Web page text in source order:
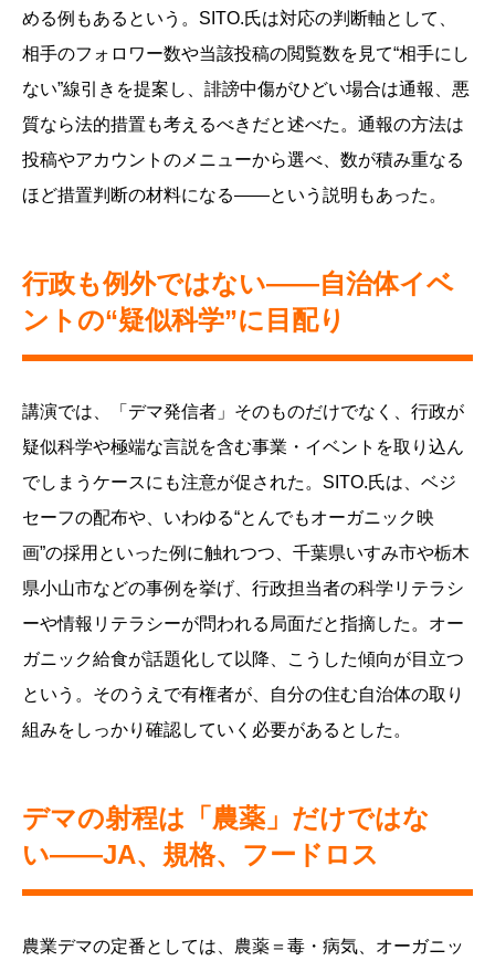
める例もあるという。SITO.氏は対応の判断軸として、
相手のフォロワー数や当該投稿の閲覧数を見て“相手にし
ない”線引きを提案し、誹謗中傷がひどい場合は通報、悪
質なら法的措置も考えるべきだと述べた。通報の方法は
投稿やアカウントのメニューから選べ、数が積み重なる
ほど措置判断の材料になる——という説明もあった。
行政も例外ではない——自治体イベ
ントの“疑似科学”に目配り
講演では、「デマ発信者」そのものだけでなく、行政が
疑似科学や極端な言説を含む事業・イベントを取り込ん
でしまうケースにも注意が促された。SITO.氏は、ベジ
セーフの配布や、いわゆる“とんでもオーガニック映
画”の採用といった例に触れつつ、千葉県いすみ市や栃木
県小山市などの事例を挙げ、行政担当者の科学リテラシ
ーや情報リテラシーが問われる局面だと指摘した。オー
ガニック給食が話題化して以降、こうした傾向が目立つ
という。そのうえで有権者が、自分の住む自治体の取り
組みをしっかり確認していく必要があるとした。
デマの射程は「農薬」だけではな
い——JA、規格、フードロス
農業デマの定番としては、農薬＝毒・病気、オーガニッ